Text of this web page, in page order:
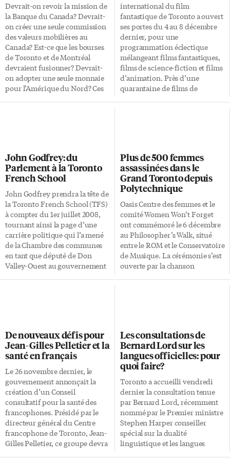
Devrait-on revoir la mission de
la Banque du Canada? Devrait-
on créer une seule commission
des valeurs mobilières au
Canada? Est-ce que les bourses
de Toronto et de Montréal
devraient fusionner? Devrait-
on adopter une seule monnaie
pour l’Amérique du Nord? Ces
dans les derniers mois pour son
inaction face au ralentissement
des économies de l’Ontario et
du Québec. Au point qu’on s’est
demandé à un certain moment
si l’obsession de l’inflation
n’aveuglait […]
international du film
fantastique de Toronto a ouvert
ses portes du 4 au 8 décembre
dernier, pour une
programmation éclectique
mélangeant films fantastiques,
films de science-fiction et films
d’animation. Près d’une
quarantaine de films de
dans le quotidien de François
Mangin, chômeur de longue
durée et vendeur de cartes
postales caritatives à ses heures.
Alors qu’il peine à retrouver un
emploi, un pot de crème a
priori […]
John Godfrey: du
Parlement à la Toronto
French School
John Godfrey prendra la tête de
la Toronto French School (TFS)
à compter du 1er juillet 2008,
tournant ainsi la page d’une
carrière politique qui l’a mené
de la Chambre des communes
en tant que député de Don
Valley-Ouest au gouvernement
prenant les rênes de la TFS en
juillet prochain. Approché par
l’institution, c’est avec peu
d’hésitations que l’ancien
ministre a décidé de sauter le
pas. Il succédera à Jean
Brugniau […]
Plus de 500 femmes
assassinées dans le
Grand Toronto depuis
Polytechnique
Oasis Centre des femmes et le
comité Women Won’t Forget
ont commémoré le 6 décembre
au Philosopher’s Walk, situé
entre le ROM et le Conservatoire
de Musique. La cérémonie s’est
ouverte par la chanson
femmes. Oasis Centre des
femmes et le comité Women
Won’t Forget ont rendu
hommage aux quatorze
femmes, étudiantes à l’école
polytechnique de Montréal qui
ont été tuées par balles le 6
décembre 1989 par un homme
qui refusait d’admettre que les
femmes pouvaient […]
De nouveaux défis pour
Jean-Gilles Pelletier et la
santé en français
Le 26 novembre dernier, le
gouvernement annonçait la
création d’un Conseil
consultatif pour la santé des
francophones. Présidé par le
directeur général du Centre
francophone de Toronto, Jean-
Gilles Pelletier, ce groupe devra
Les consultations de
Bernard Lord sur les
langues officielles: pour
quoi faire?
Toronto a accueilli vendredi
dernier la consultation tenue
par Bernard Lord, récemment
nommé par le Premier ministre
Stephen Harper conseiller
spécial sur la dualité
linguistique et les langues